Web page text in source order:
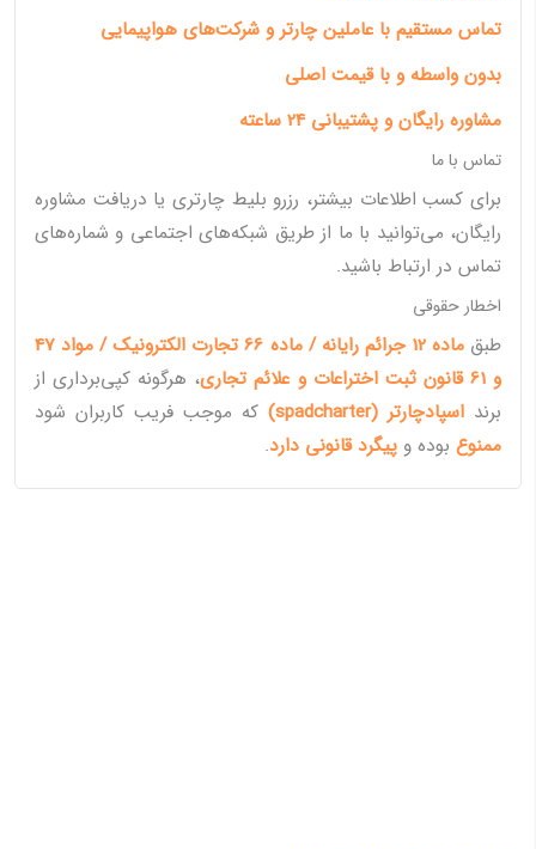
تماس مستقیم با عاملین چارتر و شرکت‌های هواپیمایی
بدون واسطه و با قیمت اصلی
مشاوره رایگان و پشتیبانی 24 ساعته
تماس با ما
برای کسب اطلاعات بیشتر، رزرو بلیط چارتری یا دریافت مشاوره
رایگان، می‌توانید با ما از طریق شبکه‌های اجتماعی و شماره‌های
تماس در ارتباط باشید.
اخطار حقوقی
طبق
ماده 12 جرائم رایانه / ماده 66 تجارت الکترونیک / مواد 47
و 61 قانون ثبت اختراعات و علائم تجاری
، هرگونه کپی‌برداری از
برند اسپادچارتر (spadcharter)
که موجب فریب کاربران شود
ممنوع بوده و پیگرد قانونی دارد.